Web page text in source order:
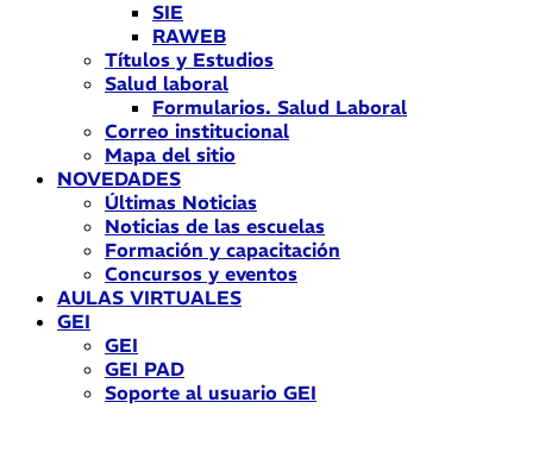
SIE
RAWEB
Títulos y Estudios
Salud laboral
Formularios. Salud Laboral
Correo institucional
Mapa del sitio
NOVEDADES
Últimas Noticias
Noticias de las escuelas
Formación y capacitación
Concursos y eventos
AULAS VIRTUALES
GEI
GEI
GEI PAD
Soporte al usuario GEI